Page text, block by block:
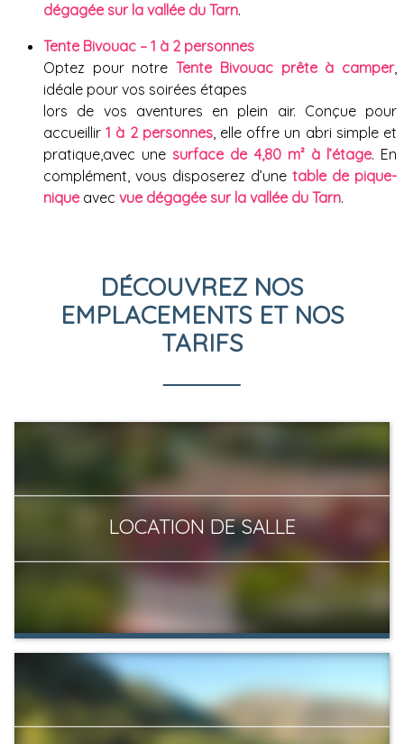
dégagée sur la vallée du Tarn.
Tente Bivouac – 1 à 2 personnes
Optez pour notreTente Bivouac prête à camper,
idéale pour vos soirées étapes
lors de vos aventures en plein air. Conçue pour
accueillir1 à 2 personnes, elle offre un abri simple et
pratique,avec une surface de 4,80 m² à l’étage. En
complément, vous disposerez d’une table de pique-
nique avec vue dégagée sur la vallée du Tarn.
DÉCOUVREZ NOS
EMPLACEMENTS ET NOS
TARIFS
LOCATION DE SALLE